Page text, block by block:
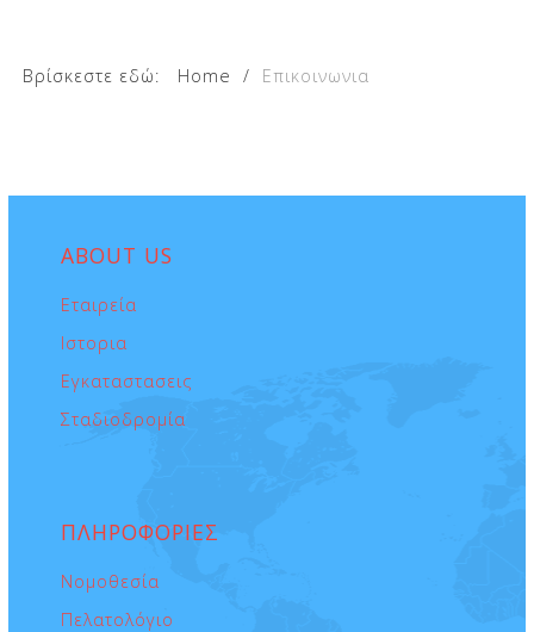
Βρίσκεστε εδώ: Home / Επικοινωνια
ABOUT US
Εταιρεία
Ιστορια
Εγκαταστασεις
Σταδιοδρομία
ΠΛΗΡΟΦΟΡΙΕΣ
Νομοθεσία
Πελατολόγιο